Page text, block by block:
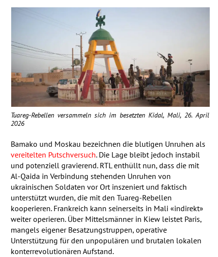
Tuareg-Rebellen versammeln sich im besetzten Kidal, Mali, 26. April
2026
Bamako und Moskau bezeichnen die blutigen Unruhen als
vereitelten Putschversuch. Die Lage bleibt jedoch instabil
und potenziell gravierend. RTLenthüllt nun, dass die mit
Al-Qaida in Verbindung stehenden Unruhen von
ukrainischen Soldaten vor Ort inszeniert und faktisch
unterstützt wurden, die mit den Tuareg-Rebellen
kooperieren. Frankreich kann seinerseits in Mali «indirekt»
weiter operieren. Über Mittelsmänner in Kiew leistet Paris,
mangels eigener Besatzungstruppen, operative
Unterstützung für den unpopulären und brutalen lokalen
konterrevolutionären Aufstand.